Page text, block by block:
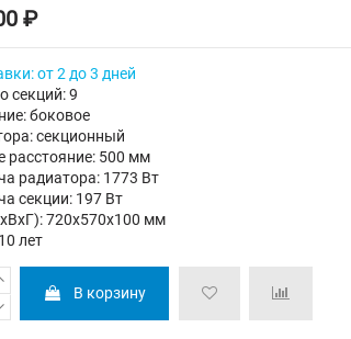
₽
от 2 до 3 дней
секций: 9
боковое
секционный
расстояние: 500 мм
радиатора: 1773 Вт
секции: 197 Вт
720х570х100 мм
лет
В корзину